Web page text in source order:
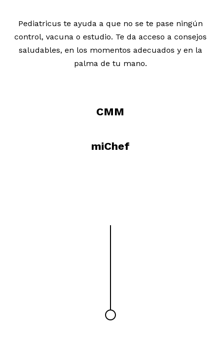
Pediatricus te ayuda a que no se te pase ningún
control, vacuna o estudio. Te da acceso a consejos
saludables, en los momentos adecuados y en la
palma de tu mano.
CMM
miChef